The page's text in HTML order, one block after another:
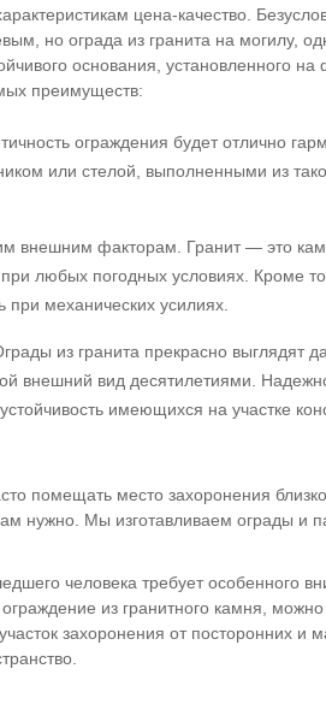
цена-качество.
но ограда из гранита на могилу,
основания, установленного на
преимуществ:
ограждения будет отлично
или стелой, выполненными из
внешним факторам. Гранит — это
любых погодных условиях. Кроме
при механических усилиях.
из гранита прекрасно выглядят
внешний вид десятилетиями.
имеющихся на участке
помещать место захоронения
нужно. Мы изготавливаем ограды и
человека требует особенного
из гранитного камня, можно
захоронения от посторонних и